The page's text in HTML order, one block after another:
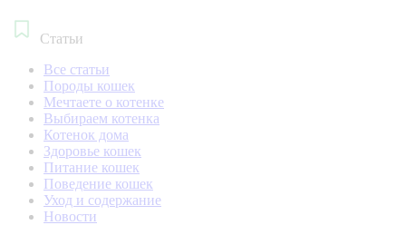
Статьи
Все статьи
Породы кошек
Мечтаете о котенке
Выбираем котенка
Котенок дома
Здоровье кошек
Питание кошек
Поведение кошек
Уход и содержание
Новости